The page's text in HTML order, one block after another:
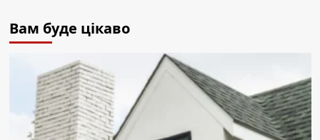
Вам буде цікаво